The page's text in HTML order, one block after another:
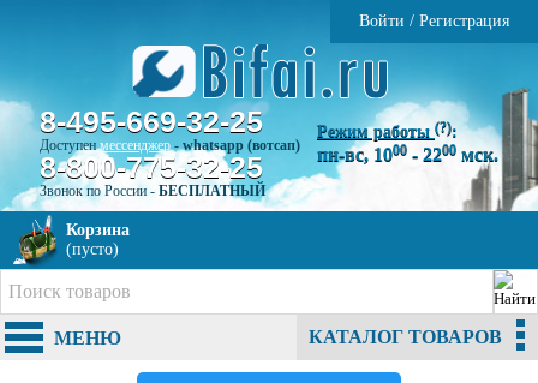
Войти / Регистрация
8-495-669-32-25
Доступенмессенджер-whatsapp (вотсап)
8-800-775-32-25
Звонок по России - БЕСПЛАТНЫЙ
Режим работы (?):
пн-вс, 1000 - 2200 мск.
Корзина
(пусто)
МЕНЮ КАТАЛОГ ТОВАРОВ